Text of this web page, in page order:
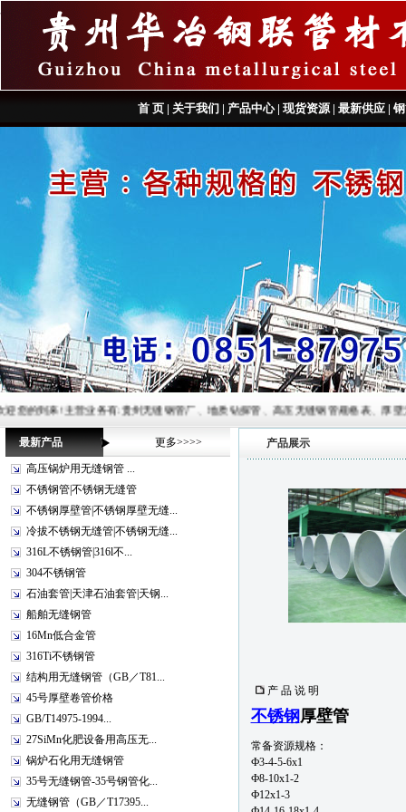
首 页 | 关于我们 | 产品中心| 现货资源| 最新供应 |
的到来!主营业务有:贵州无缝钢管厂、地质钻探管、高压无缝钢管规格表、厚壁
最新产品 更多>>>>
高压锅炉用无缝钢管 ...
不锈钢管|不锈钢无缝管
不锈钢厚壁管|不锈钢厚壁无缝...
冷拔不锈钢无缝管|不锈钢无缝...
316L不锈钢管|316l不...
304不锈钢管
石油套管|天津石油套管|天钢...
船舶无缝钢管
16Mn低合金管
316Ti不锈钢管
结构用无缝钢管（GB／T81...
45号厚壁卷管价格
GB/T14975-1994...
27SiMn化肥设备用高压无...
锅炉石化用无缝钢管
35号无缝钢管-35号钢管化...
无缝钢管（GB／T17395...
产品展示
产 品 说 明
不锈钢厚壁管
常备资源规格：
Ф3-4-5-6x1
Ф8-10x1-2
Ф12x1-3